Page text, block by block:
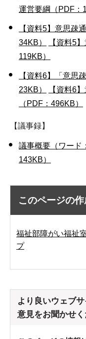
運営要綱（PDF：
【資料5】意思疎
34KB）
【資料5
119KB）
【資料6】「意思
23KB）
【資料6
（PDF：496KB）
【議事録】
議事概要（ワード
143KB）
このページの
福祉部障がい福祉
プ
より良いウェブ
意見をお聞かせ